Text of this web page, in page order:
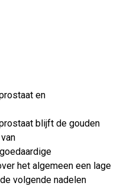
en
blijft de gouden
het algemeen een lage
volgende nadelen